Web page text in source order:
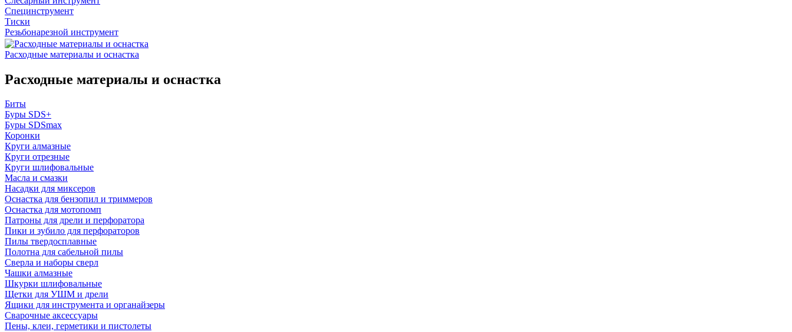
Специнструмент
Тиски
Резьбонарезной инструмент
Расходные материалы и оснастка
Расходные материалы и оснастка
Биты
Буры SDS+
Буры SDSmax
Коронки
Круги алмазные
Круги отрезные
Круги шлифовальные
Масла и смазки
Насадки для миксеров
Оснастка для бензопил и триммеров
Оснастка для мотопомп
Патроны для дрели и перфоратора
Пики и зубило для перфораторов
Пилы твердосплавные
Полотна для сабельной пилы
Сверла и наборы сверл
Чашки алмазные
Шкурки шлифовальные
Щетки для УШМ и дрели
Ящики для инструмента и органайзеры
Сварочные аксессуары
Пены, клеи, герметики и пистолеты